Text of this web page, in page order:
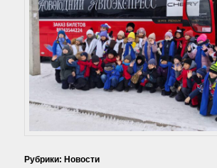
Рубрики: Новости